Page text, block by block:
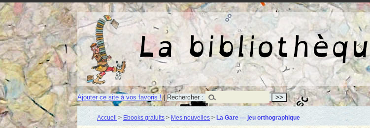
Ajouter ce site à vos favoris !|Rechercher :
Accueil > Ebooks gratuits > Mes nouvelles > La Gare — jeu orthographique